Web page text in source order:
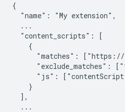
{
  "name": "My extension",
  ...
  "content_scripts": [
    {
"matches":
"exclude_matches":
"js":
    }
  ],
  ...